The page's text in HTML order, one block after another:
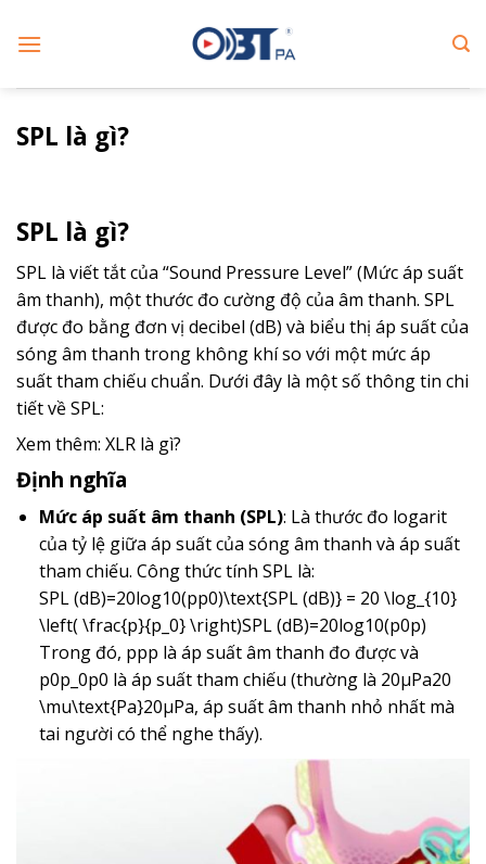
SPL là gì?
SPL là gì?
SPL là viết tắt của “Sound Pressure Level” (Mức áp suất
âm thanh), một thước đo cường độ của âm thanh. SPL
được đo bằng đơn vị decibel (dB) và biểu thị áp suất của
sóng âm thanh trong không khí so với một mức áp
suất tham chiếu chuẩn. Dưới đây là một số thông tin chi
tiết về SPL:
Xem thêm: XLR là gì?
Định nghĩa
Mức áp suất âm thanh (SPL): Là thước đo logarit
của tỷ lệ giữa áp suất của sóng âm thanh và áp suất
tham chiếu. Công thức tính SPL là:
SPL (dB)=20log⁡10(pp0)\text{SPL (dB)} = 20 \log_{10}
\left( \frac{p}{p_0} \right)SPL (dB)=20log10(p0p)
Trong đó, ppp là áp suất âm thanh đo được và
p0p_0p0 là áp suất tham chiếu (thường là 20μPa20
\mu\text{Pa}20μPa, áp suất âm thanh nhỏ nhất mà
tai người có thể nghe thấy).